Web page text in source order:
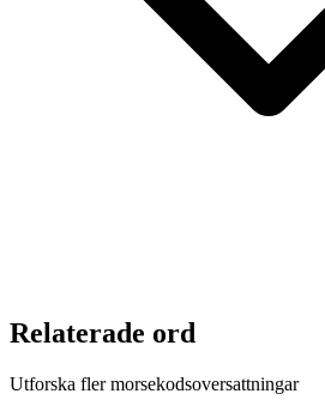
Relaterade ord
Utforska fler morsekodsoversattningar